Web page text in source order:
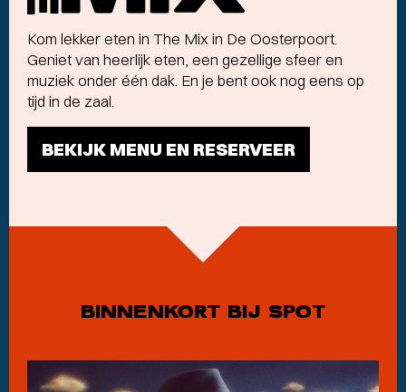
Kom lekker eten in The Mix in De Oosterpoort.
Geniet van heerlijk eten, een gezellige sfeer en
muziek onder één dak. En je bent ook nog eens op
tijd in de zaal.
BEKIJK MENU EN RESERVEER
BINNENKORT BIJ SPOT